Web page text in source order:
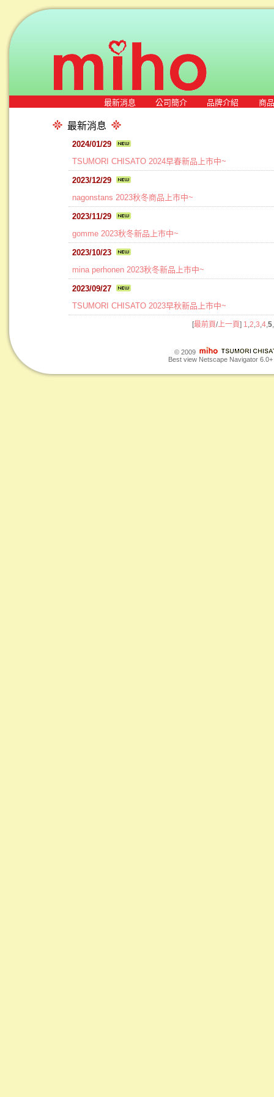
最新消息 公司簡介 品牌介紹 商
最新消息
2024/01/29
TSUMORI CHISATO 2024早春新品上市中~
2023/12/29
nagonstans 2023秋冬商品上市中~
2023/11/29
gomme 2023秋冬新品上市中~
2023/10/23
mina perhonen 2023秋冬新品上市中~
2023/09/27
TSUMORI CHISATO 2023早秋新品上市中~
[最前頁/上一頁] 1 2 3 4 5
© 2009
Best view Netscape Navigator